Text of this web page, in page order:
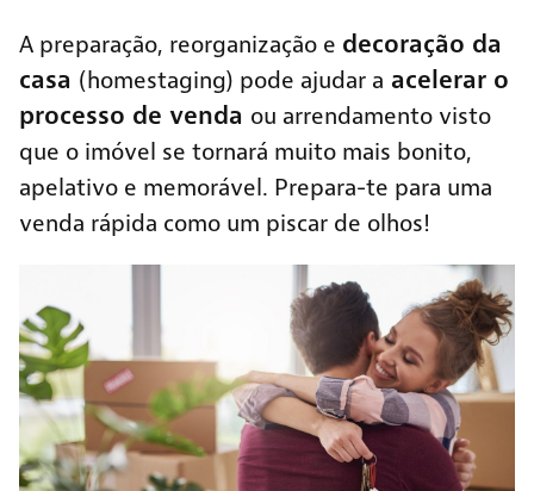
A preparação, reorganização e decoração da
casa (homestaging) pode ajudar a acelerar o
processo de venda ou arrendamento visto
que o imóvel se tornará muito mais bonito,
apelativo e memorável. Prepara-te para uma
venda rápida como um piscar de olhos!